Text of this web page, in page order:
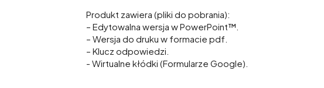
Produkt zawiera (pliki do pobrania):
– Edytowalna wersja w PowerPoint™.
– Wersja do druku w formacie pdf.
– Klucz odpowiedzi.
- Wirtualne kłódki (Formularze Google).